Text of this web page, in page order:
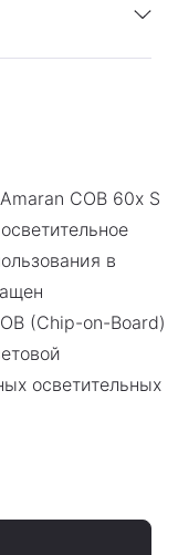
COB 60x S
в
(Chip-on-Board)
осветительных